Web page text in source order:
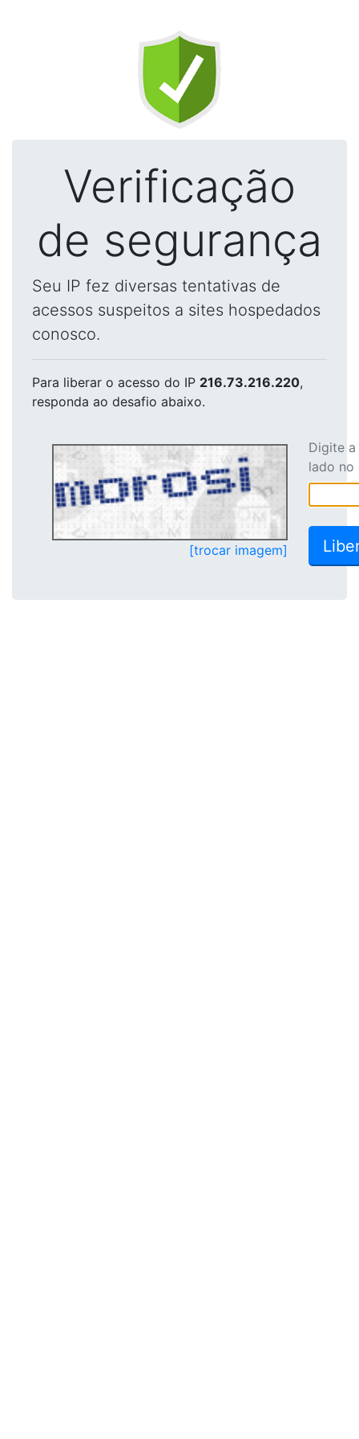
Verificação
de segurança
Seu IP fez diversas tentativas de
acessos suspeitos a sites hospedados
conosco.
Para liberar o acesso do IP 216.73.216.220,
responda ao desafio abaixo.
[trocar imagem]
Digite
lado no